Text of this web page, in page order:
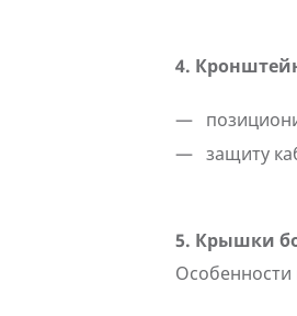
4.
защиту
5. Крышки
Особенности